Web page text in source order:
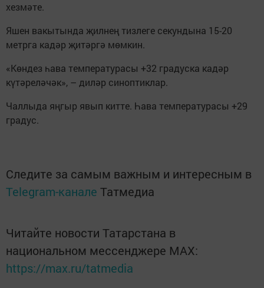
хезмәте.
Яшен вакытында җилнең тизлеге секундына 15-20
метрга кадәр җитәргә мөмкин.
«Көндез һава температурасы +32 градуска кадәр
күтәреләчәк», – диләр синоптиклар.
Чаллыда яңгыр явып китте. Һава температурасы +29
градус.
Следите за самым важным и интересным в
Telegram-канале Татмедиа
Читайте новости Татарстана в
национальном мессенджере MАХ:
https://max.ru/tatmedia